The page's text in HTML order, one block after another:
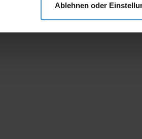
Ablehnen oder